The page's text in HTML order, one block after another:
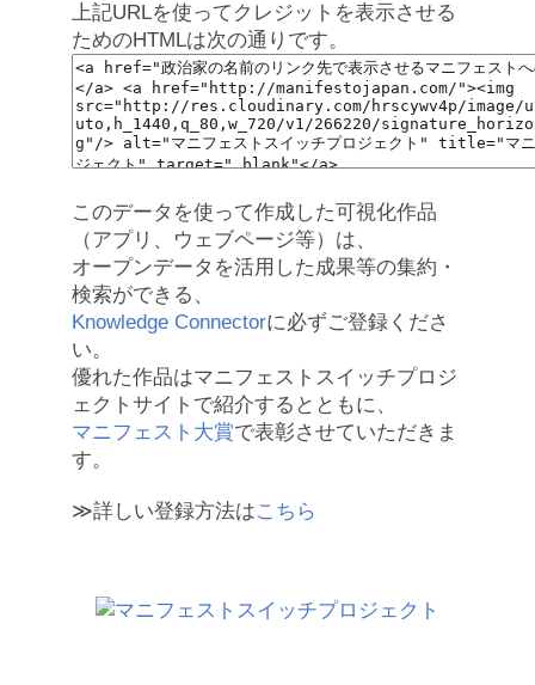
上記URLを使ってクレジットを表示させる
ためのHTMLは次の通りです。
このデータを使って作成した可視化作品
（アプリ、ウェブページ等）は、
オープンデータを活用した成果等の集約・
検索ができる、
Knowledge Connectorに必ずご登録くださ
い。
優れた作品はマニフェストスイッチプロジ
ェクトサイトで紹介するとともに、
マニフェスト大賞で表彰させていただきま
す。
≫詳しい登録方法はこちら